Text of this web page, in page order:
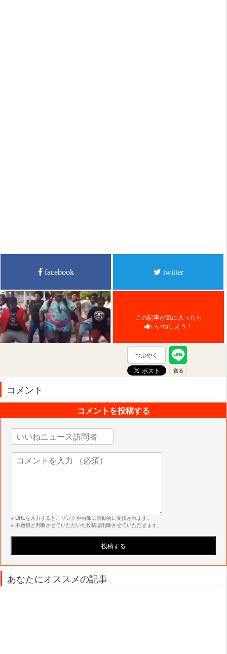
facebook twitter
この記事が気に入ったら
いいねしよう！
つぶやく
コメント
コメントを投稿する
※ URLを入力すると、リンクや画像に自動的に変換されます。
※ 不適切と判断させていただいた投稿は削除させていただきます。
あなたにオススメの記事